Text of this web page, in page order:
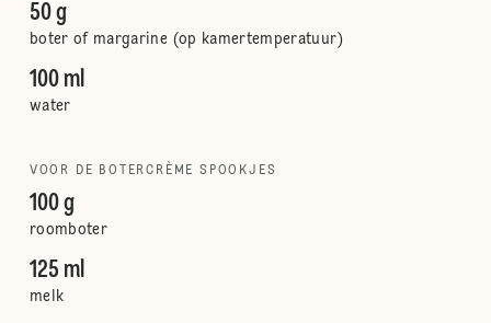
50 g
boter of margarine (op kamertemperatuur)
100 ml
water
VOOR DE BOTERCRÈME SPOOKJES
100 g
roomboter
125 ml
melk